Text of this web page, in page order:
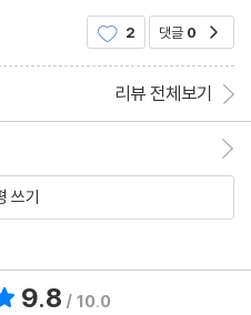
섭게 생긴 괴물이 떠올랐다. 아
2 댓글 0
리뷰 전체보기
쓰기
9.8 / 10.0